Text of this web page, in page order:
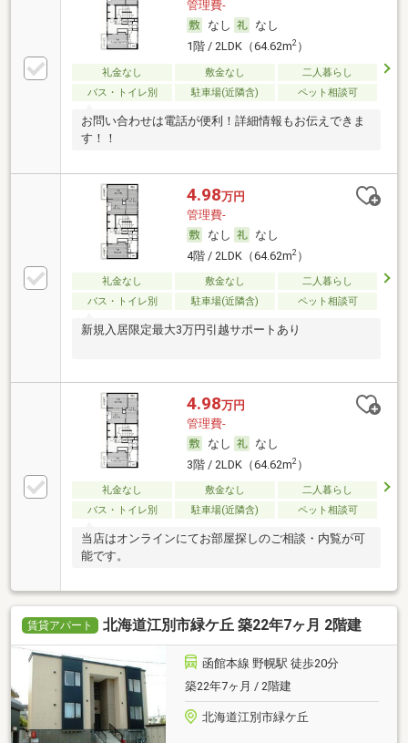
管理費-
なし
なし
1階 / 2LDK（64.62m2）
礼金なし 敷金なし
二人暮らし
バス・トイレ別
駐車場(近隣含) ペット相談可
お問い合わせは電話が便利！詳細情報もお伝えできま
す！！
4.98万円
管理費-
なし
なし
4階 / 2LDK（64.62m2）
礼金なし 敷金なし
二人暮らし
バス・トイレ別
駐車場(近隣含) ペット相談可
新規入居限定最大3万円引越サポートあり
4.98万円
管理費-
なし
なし
3階 / 2LDK（64.62m2）
礼金なし 敷金なし
二人暮らし
バス・トイレ別
駐車場(近隣含) ペット相談可
当店はオンラインにてお部屋探しのご相談・内覧が可
能です。
賃貸アパート 北海道江別市緑ケ丘 築22年7ヶ月 2階建
函館本線 野幌駅 徒歩20分
築22年7ヶ月 / 2階建
北海道江別市緑ケ丘